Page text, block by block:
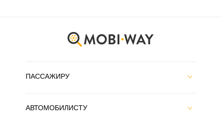
ПАССАЖИРУ
АВТОМОБИЛИСТУ